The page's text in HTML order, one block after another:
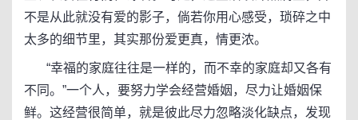
不是从此就没有爱的影子，倘若你用心感受，琐碎之中
太多的细节里，其实那份爱更真，情更浓。
“幸福的家庭往往是一样的，而不幸的家庭却又各有
不同。”一个人，要努力学会经营婚姻，尽力让婚姻保
鲜。这经营很简单，就是彼此尽力忽略淡化缺点，发现